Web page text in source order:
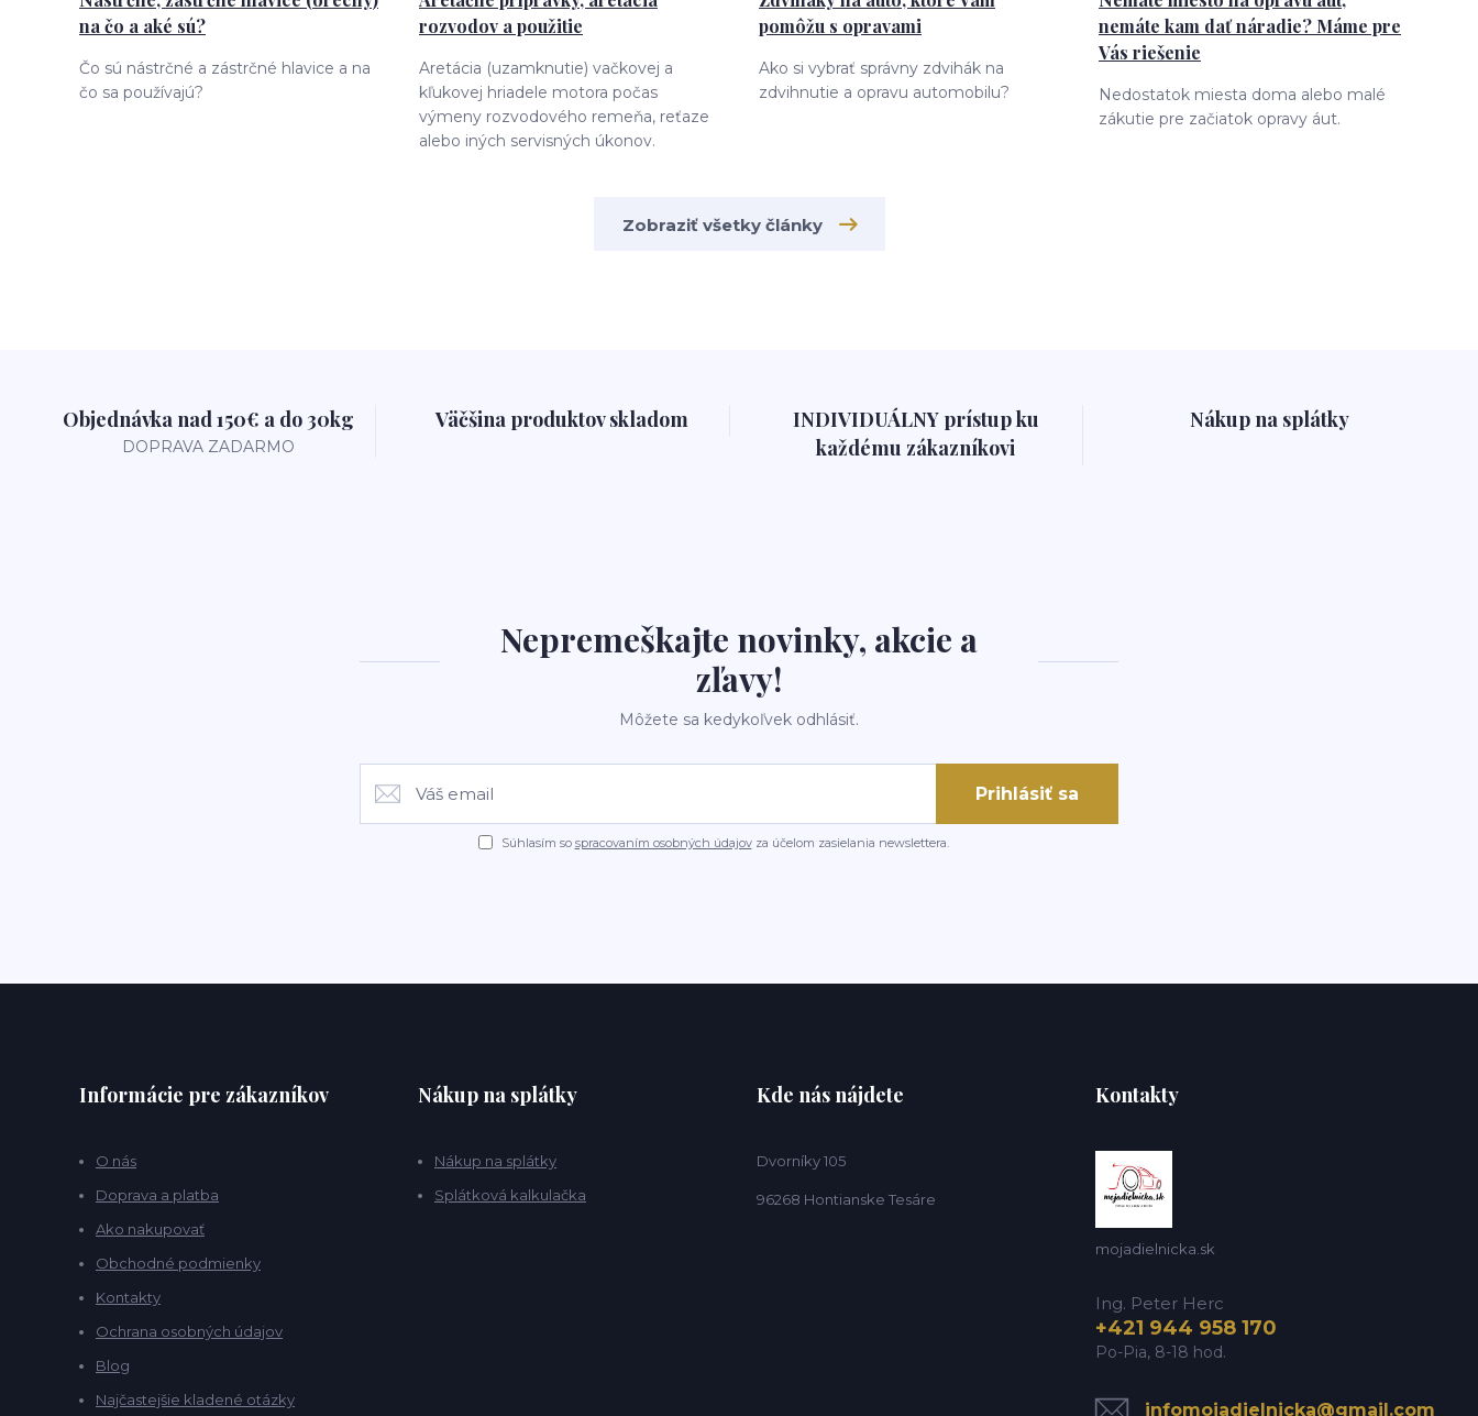
na čo a aké sú?
Čo sú nástrčné a zástrčné hlavice a na
čo sa používajú?
rozvodov a použitie
Aretácia (uzamknutie) vačkovej a
kľukovej hriadele motora počas
výmeny rozvodového remeňa, reťaze
alebo iných servisných úkonov.
pomôžu s opravami
Ako si vybrať správny zdvihák na
zdvihnutie a opravu automobilu?
nemáte kam dať náradie? Máme pre
Vás riešenie
Nedostatok miesta doma alebo malé
zákutie pre začiatok opravy áut.
Zobraziť všetky články
Objednávka nad 150€ a do 30kg
DOPRAVA ZADARMO
Väčšina produktov skladom
INDIVIDUÁLNY prístup ku
každému zákazníkovi
Nákup na splátky
Nepremeškajte novinky, akcie a
zľavy!
Môžete sa kedykoľvek odhlásiť.
Prihlásiť sa
Súhlasím so spracovaním osobných údajovza účelom zasielania newslettera.
Informácie pre zákazníkov
O nás
Doprava a platba
Ako nakupovať
Obchodné podmienky
Kontakty
Ochrana osobných údajov
Blog
Najčastejšie kladené otázky
Nákup na splátky
Nákup na splátky
Splátková kalkulačka
Kde nás nájdete
Dvorníky 105
96268 Hontianske Tesáre
Kontakty
mojadielnicka.sk
Ing. Peter Herc
+421 944 958 170
Po-Pia, 8-18 hod.
infomojadielnicka@gmail.com